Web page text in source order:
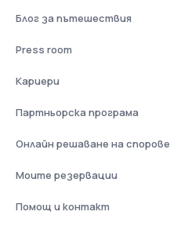
Блог за пътешествия
Press room
Кариери
Партньорска програма
Онлайн решаване на спорове
Моите резервации
Помощ и контакт